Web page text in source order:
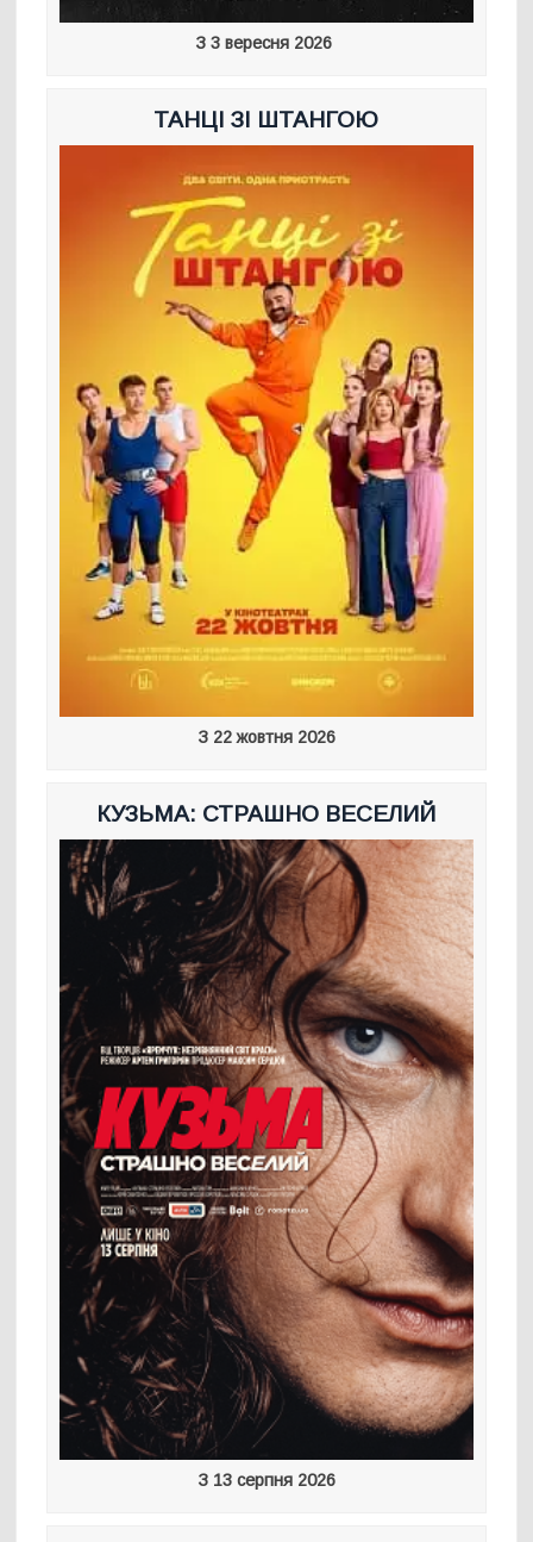
З 3 вересня 2026
ТАНЦІ ЗІ ШТАНГОЮ
З 22 жовтня 2026
КУЗЬМА: СТРАШНО ВЕСЕЛИЙ
З 13 серпня 2026